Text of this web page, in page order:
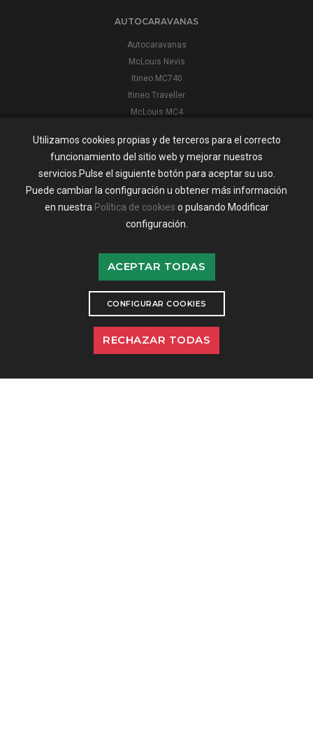
Utilizamos cookies propias y de terceros para el correcto
funcionamiento del sitio web y mejorar nuestros
servicios.Pulse el siguiente botón para aceptar su uso.
Puede cambiar la configuración u obtener más información
en nuestra Política de cookies o pulsando Modificar
configuración.
ACEPTAR TODAS
CONFIGURAR COOKIES
RECHAZAR TODAS
AUTOCARAVANAS
Autocaravanas
McLouis Nevis
Itineo MC740
Itineo Traveller
McLouis MC4
CONTACTOS
Mov:
+34 607 584 849
Email:
Málaga
© 2023 TAKEUNO Facilities / Powered byOffisoft / Malegro -
Pérez
Aviso Legal|Política de Privacidad